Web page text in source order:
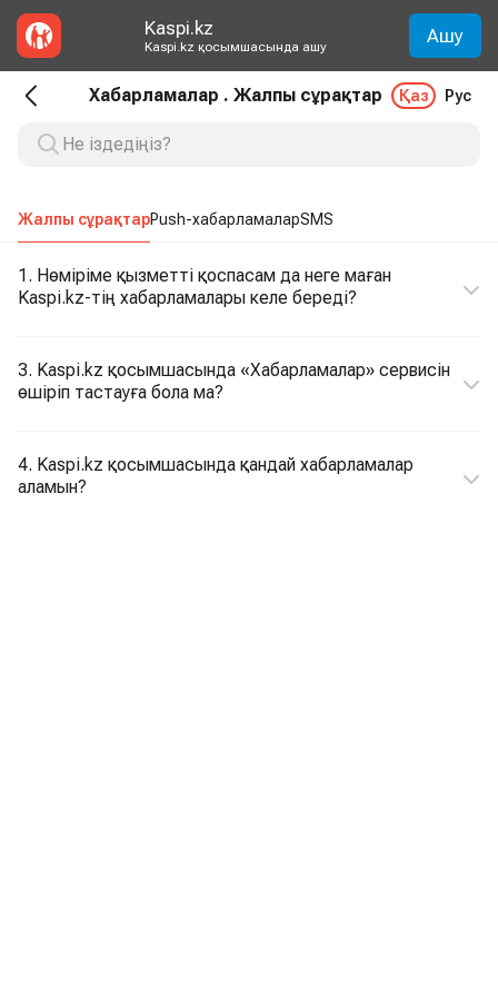
Kaspi.kz
Kaspi.kz қосымшасында ашу Ашу
Хабарламалар . Жалпы сұрақтар Қаз Рус
Жалпы сұрақтарPush-хабарламаларSMS
1. Нөміріме қызметті қоспасам да неге маған
Kaspi.kz-тің хабарламалары келе береді?
3. Kaspi.kz қосымшасында «Хабарламалар» сервисін
өшіріп тастауға бола ма?
4. Kaspi.kz қосымшасында қандай хабарламалар
аламын?